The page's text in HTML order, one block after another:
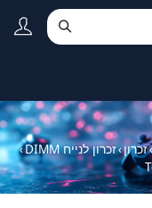
›זכרון›זכרון לנייח DIMM ›